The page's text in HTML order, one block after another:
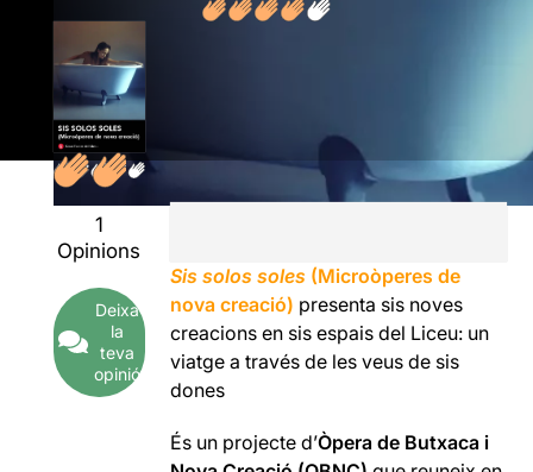
1
Opinions
Deixa
la
teva
opinió
Sis solos soles (Microòperes de
nova creació) presenta sis noves
creacions en sis espais del Liceu: un
viatge a través de les veus de sis
dones
És un projecte d’Òpera de Butxaca i